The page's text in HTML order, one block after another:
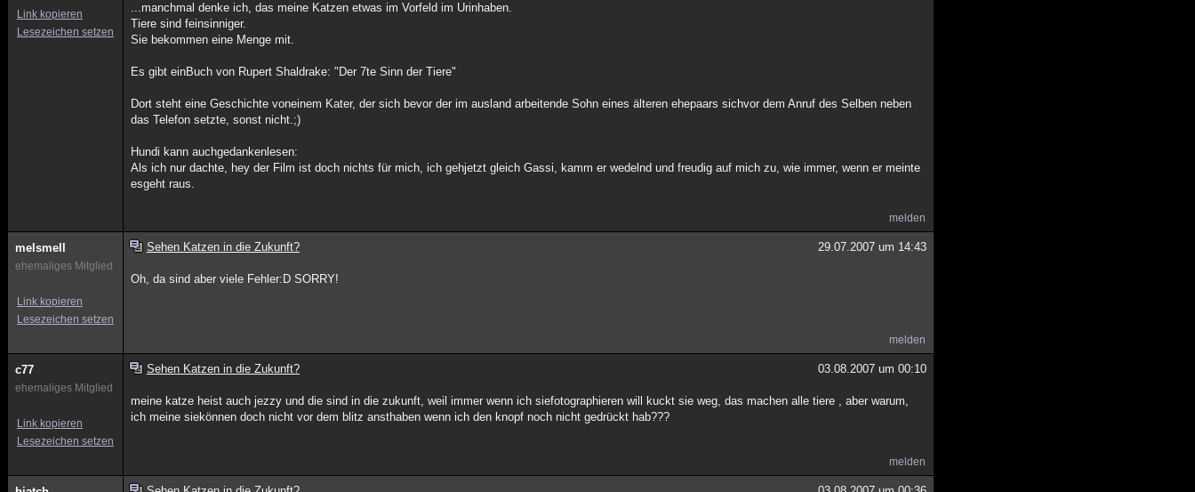
Link kopieren
Lesezeichen setzen
...manchmal denke ich, das meine Katzen etwas im Vorfeld im Urinhaben.
Tiere sind feinsinniger.
Sie bekommen eine Menge mit.
Es gibt einBuch von Rupert Shaldrake: "Der 7te Sinn der Tiere"
Dort steht eine Geschichte voneinem Kater, der sich bevor der im ausland arbeitende Sohn eines älteren ehepaars sichvor dem Anruf des Selben neben
das Telefon setzte, sonst nicht.;)
Hundi kann auchgedankenlesen:
Als ich nur dachte, hey der Film ist doch nichts für mich, ich gehjetzt gleich Gassi, kamm er wedelnd und freudig auf mich zu, wie immer, wenn er meinte
esgeht raus.
melden
melsmell
ehemaliges Mitglied
Link kopieren
Lesezeichen setzen
Sehen Katzen in die Zukunft? 29.07.2007 um 14:43
Oh, da sind aber viele Fehler:D SORRY!
melden
c77
ehemaliges Mitglied
Link kopieren
Lesezeichen setzen
Sehen Katzen in die Zukunft? 03.08.2007 um 00:10
meine katze heist auch jezzy und die sind in die zukunft, weil immer wenn ich siefotographieren will kuckt sie weg, das machen alle tiere , aber warum,
ich meine siekönnen doch nicht vor dem blitz ansthaben wenn ich den knopf noch nicht gedrückt hab???
melden